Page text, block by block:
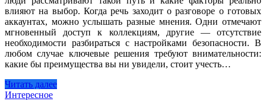
влияют на выбор. Когда речь заходит о разговоре о готовых
аккаунтах, можно услышать разные мнения. Одни отмечают
мгновенный доступ к коллекциям, другие — отсутствие
необходимости разбираться с настройками безопасности. В
любом случае ключевые решения требуют внимательности:
какие бы преимущества вы ни увидели, стоит учесть…
Читать далее
Интересное